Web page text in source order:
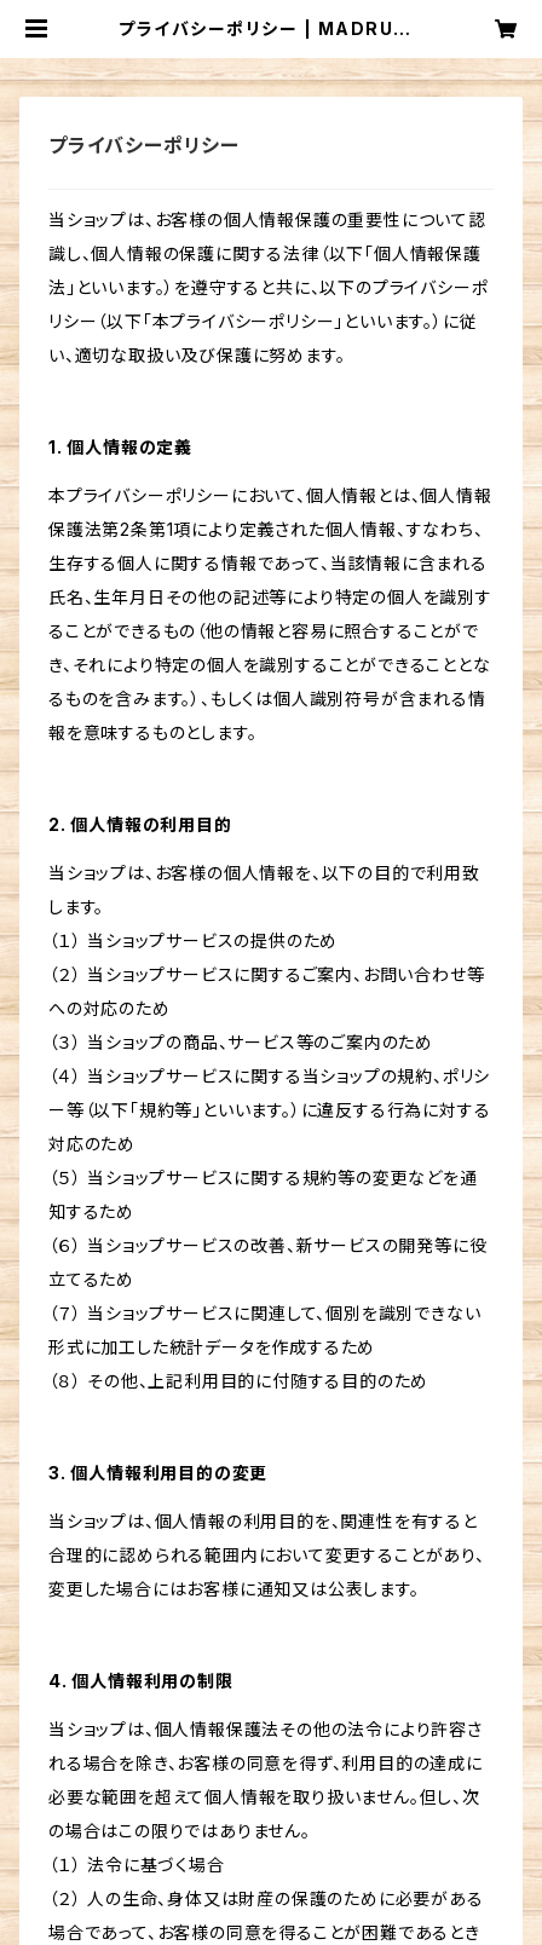
プライバシーポリシー | MADRUGA
プライバシーポリシー
当ショップは、お客様の個人情報保護の重要性について認
識し、個人情報の保護に関する法律（以下「個人情報保護
法」といいます。）を遵守すると共に、以下のプライバシーポ
リシー（以下「本プライバシーポリシー」といいます。）に従
い、適切な取扱い及び保護に努めます。
1. 個人情報の定義
本プライバシーポリシーにおいて、個人情報とは、個人情報
保護法第2条第1項により定義された個人情報、すなわち、
生存する個人に関する情報であって、当該情報に含まれる
氏名、生年月日その他の記述等により特定の個人を識別す
ることができるもの（他の情報と容易に照合することがで
き、それにより特定の個人を識別することができることとな
るものを含みます。）、もしくは個人識別符号が含まれる情
報を意味するものとします。
2. 個人情報の利用目的
当ショップは、お客様の個人情報を、以下の目的で利用致
します。
（１） 当ショップサービスの提供のため
（２） 当ショップサービスに関するご案内、お問い合わせ等
への対応のため
（３） 当ショップの商品、サービス等のご案内のため
（４） 当ショップサービスに関する当ショップの規約、ポリシ
ー等（以下「規約等」といいます。）に違反する行為に対する
対応のため
（５） 当ショップサービスに関する規約等の変更などを通
知するため
（６） 当ショップサービスの改善、新サービスの開発等に役
立てるため
（７） 当ショップサービスに関連して、個別を識別できない
形式に加工した統計データを作成するため
（８） その他、上記利用目的に付随する目的のため
3. 個人情報利用目的の変更
当ショップは、個人情報の利用目的を、関連性を有すると
合理的に認められる範囲内において変更することがあり、
変更した場合にはお客様に通知又は公表します。
4. 個人情報利用の制限
当ショップは、個人情報保護法その他の法令により許容さ
れる場合を除き、お客様の同意を得ず、利用目的の達成に
必要な範囲を超えて個人情報を取り扱いません。但し、次
の場合はこの限りではありません。
（１） 法令に基づく場合
（２） 人の生命、身体又は財産の保護のために必要がある
場合であって、お客様の同意を得ることが困難であるとき